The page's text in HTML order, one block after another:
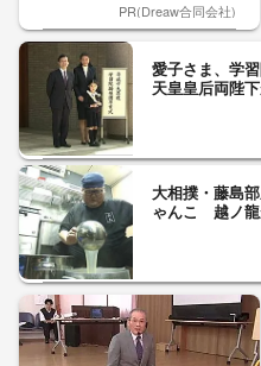
PR(Dreaw合同会社)
愛子さま、学
天皇皇后両陛
大相撲・藤島
ゃんこ 越ノ龍